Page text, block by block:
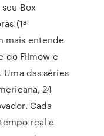
Box
(1ª
mais entende
do Filmow e
das séries
24
Cada
real e